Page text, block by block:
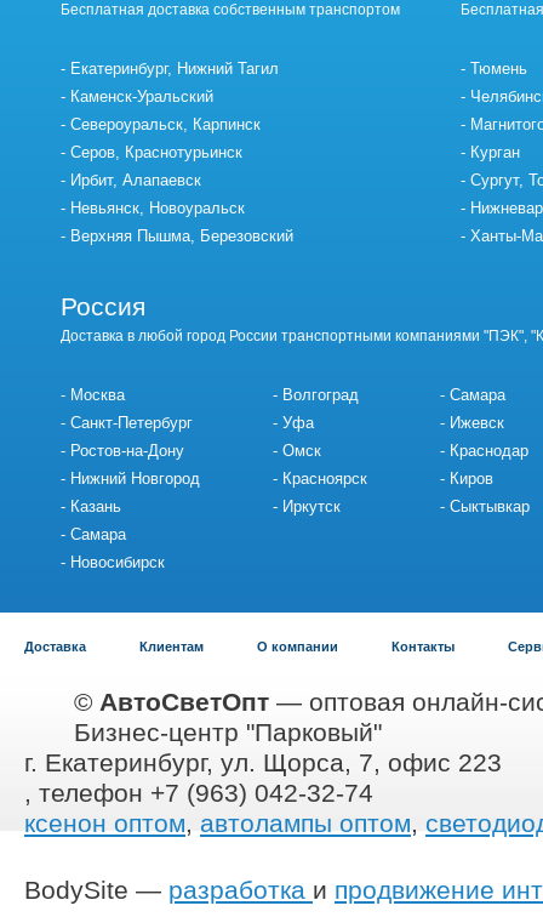
Бесплатная доставка собственным транспортом
Екатеринбург, Нижний Тагил
Каменск-Уральский
Североуральск, Карпинск
Серов, Краснотурьинск
Ирбит, Алапаевск
Невьянск, Новоуральск
Верхняя Пышма, Березовский
Тюмень
Курган
Сургут,
Ханты-
Россия
Доставка в любой город России транспортными компаниями "ПЭК",
Москва
Санкт-Петербург
Ростов-на-Дону
Нижний Новгород
Казань
Самара
Новосибирск
Волгоград
Уфа
Омск
Красноярск
Иркутск
Самара
Ижевск
Краснодар
Киров
Сыктывкар
Доставка Клиентам О компании Контакты
© АвтоСветОпт — оптовая онлайн-
Бизнес-центр "Парковый"
г. Екатеринбург, ул. Щорса, 7, офис 223
, телефон +7 (963) 042-32-74
ксенон оптом, автолампы оптом,
BodySite — разработка и продвижение